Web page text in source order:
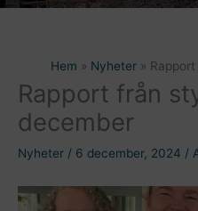
Hem Nyheter
Rapport från
december
Nyheter / 6 december, 2024 /